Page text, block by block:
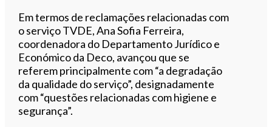
Em termos de reclamações relacionadas com
o serviço TVDE, Ana Sofia Ferreira,
coordenadora do Departamento Jurídico e
Económico da Deco, avançou que se
referem principalmente com “a degradação
da qualidade do serviço”, designadamente
com “questões relacionadas com higiene e
segurança”.